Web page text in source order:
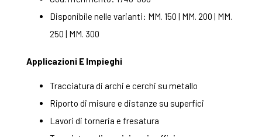
Disponibile nelle varianti: MM. 150 | MM. 200 | MM.
250 | MM. 300
Applicazioni E Impieghi
Tracciatura di archi e cerchi su metallo
Riporto di misure e distanze su superfici
Lavori di torneria e fresatura